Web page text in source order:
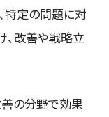
特定の問題に対
改善や戦略立
の分野で効果